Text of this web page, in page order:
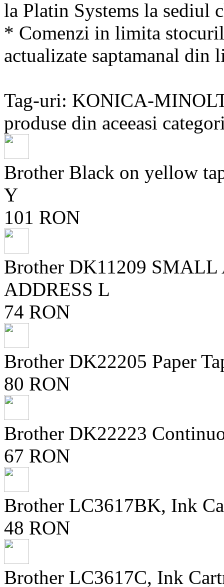
la Platin Systems la sediul
* Comenzi in limita
actualizate saptamanal
Tag-uri: KONICA-
produse din aceeasi
Brother Black on yellow
Y
101 RON
Brother DK11209
ADDRESS L
74 RON
Brother DK22205 Paper
80 RON
Brother DK22223
67 RON
Brother LC3617BK, Ink
48 RON
Brother LC3617C, Ink